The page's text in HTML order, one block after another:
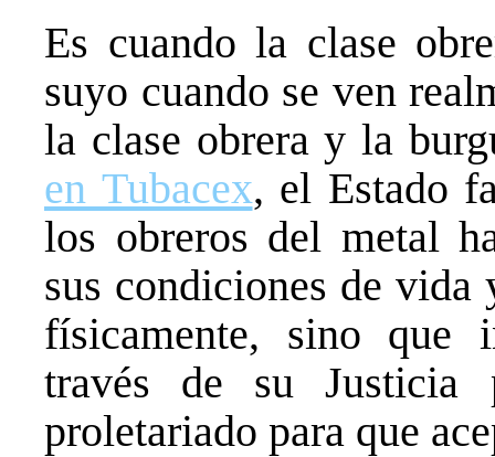
Es cuando la clase
suyo cuando se ven
la clase obrera y la
en Tubacex, el Estado
los obreros del metal
sus condiciones de
físicamente, sino que
través de su Justicia
proletariado para que